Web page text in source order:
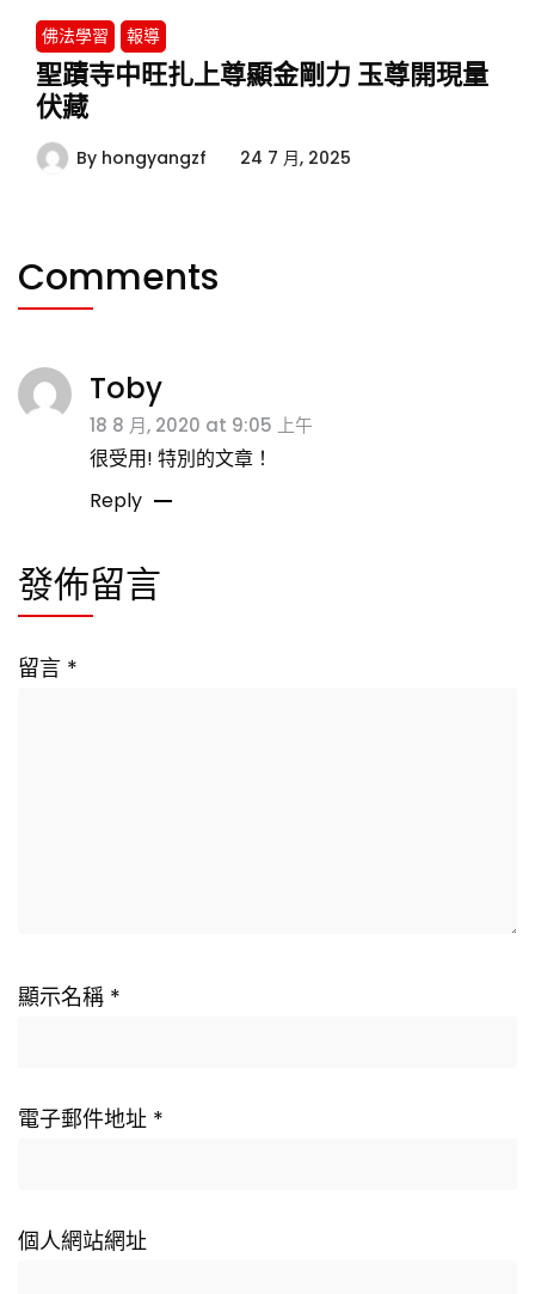
佛法學習 報導
聖蹟寺中旺扎上尊顯金剛力 玉尊開現量
伏藏
By hongyangzf 24 7 月, 2025
Comments
Toby
18 8 月, 2020 at 9:05 上午
很受用! 特別的文章！
Reply
發佈留言
留言 *
顯示名稱 *
電子郵件地址 *
個人網站網址